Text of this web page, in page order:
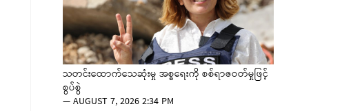
သတင်းထောက်သေဆုံးမှု အစ္စရေးကို စစ်ရာဇဝတ်မှုဖြင့်
စွပ်စွဲ
—AUGUST 7, 2026 2:34 PM